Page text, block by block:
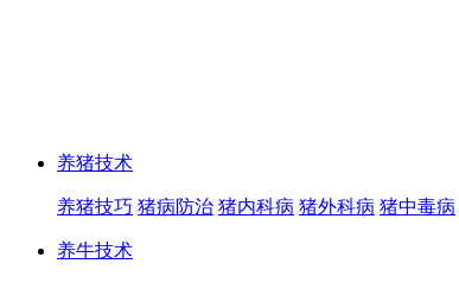
养猪技术
养猪技巧 猪病防治 猪内科病 猪外科病 猪中毒病
养牛技术